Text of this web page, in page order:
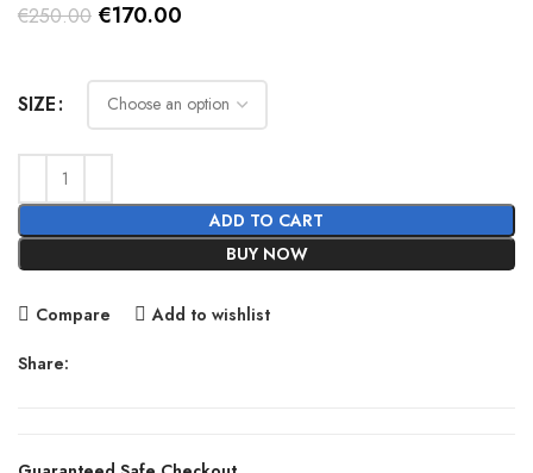
€250.00 Original
was:
€250.00.
€170.00
is:
€170.00.
SIZE
ADD TO CART
BUY NOW
Compare Add to wishlist
Share: